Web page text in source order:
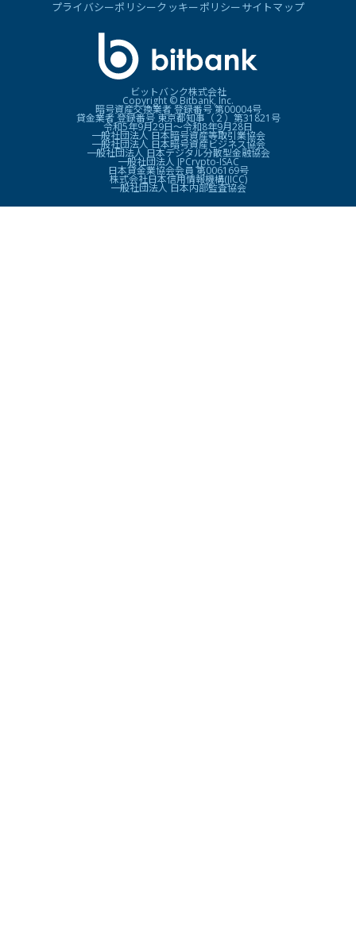
プライバシーポリシークッキーポリシーサイトマップ
ビットバンク株式会社
Copyright © Bitbank, Inc.
暗号資産交換業者 登録番号 第00004号
貸金業者 登録番号 東京都知事（２）第31821号
令和5年9月29日〜令和8年9月28日
一般社団法人 日本暗号資産等取引業協会
一般社団法人 日本暗号資産ビジネス協会
一般社団法人 日本デジタル分散型金融協会
一般社団法人 JPCrypto-ISAC
日本貸金業協会会員 第006169号
株式会社日本信用情報機構(JICC)
一般社団法人 日本内部監査協会